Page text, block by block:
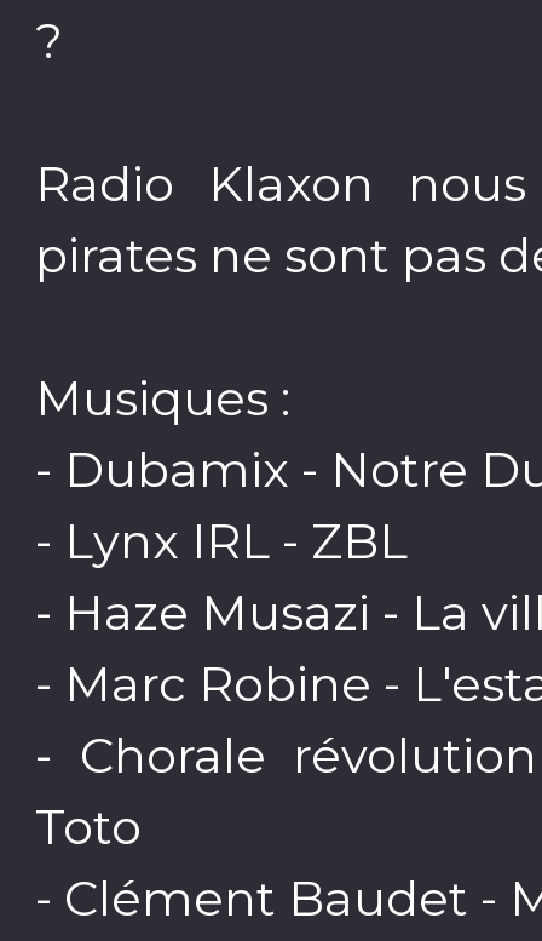
?
Radio Klaxon
pirates ne sont pas
Musiques :
- Dubamix - Notre
- Lynx IRL - ZBL
- Haze Musazi - La
- Marc Robine -
- Chorale
Toto
- Clément Baudet -